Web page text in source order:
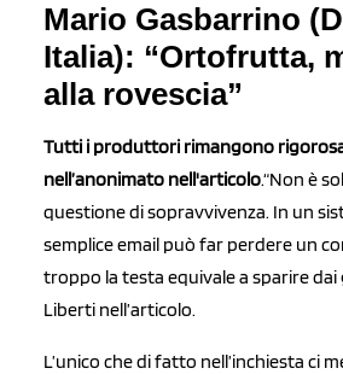
Mario Gasbarrino
Italia): “Ortofrutta,
alla rovescia”
Tutti i produttori rimangono
nell’anonimato nell'articolo.“Non è
questione di sopravvivenza. In un
semplice email può far perdere un
troppo la testa equivale a sparire dai
Liberti nell’articolo.
L’unico che di fatto nell’inchiesta ci